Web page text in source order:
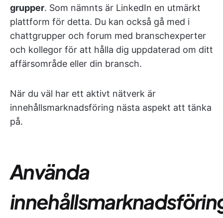
grupper. Som nämnts är LinkedIn en utmärkt
plattform för detta. Du kan också gå med i
chattgrupper och forum med branschexperter
och kollegor för att hålla dig uppdaterad om ditt
affärsområde eller din bransch.
När du väl har ett aktivt nätverk är
innehållsmarknadsföring nästa aspekt att tänka
på.
Använda